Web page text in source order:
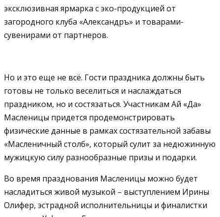
эксклюзивная ярмарка с эко-продукцией от
загородного клуба «Александръ» и товарами-
сувенирами от партнеров.
Но и это еще не всё. Гости праздника должны быть
готовы не только веселиться и наслаждаться
праздником, но и состязаться. Участникам Ай «Да»
Масленицы придется продемонстрировать
физические данные в рамках состязательной забавы
«Масленичный столб», который сулит за недюжинную
мужицкую силу разнообразные призы и подарки.
Во время празднования Масленицы можно будет
насладиться живой музыкой – выступлением Ирины
Олифер, эстрадной исполнительницы и финалистки